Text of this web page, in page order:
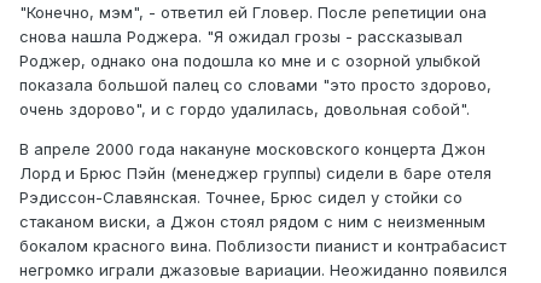
"Конечно, мэм", - ответил ей Гловер. После репетиции она
снова нашла Роджера. "Я ожидал грозы - рассказывал
Роджер, однако она подошла ко мне и с озорной улыбкой
показала большой палец со словами "это просто здорово,
очень здорово", и с гордо удалилась, довольная собой".
В апреле 2000 года накануне московского концерта Джон
Лорд и Брюс Пэйн (менеджер группы) сидели в баре отеля
Рэдиссон-Славянская. Точнее, Брюс сидел у стойки со
стаканом виски, а Джон стоял рядом с ним с неизменным
бокалом красного вина. Поблизости пианист и контрабасист
негромко играли джазовые вариации. Неожиданно появился